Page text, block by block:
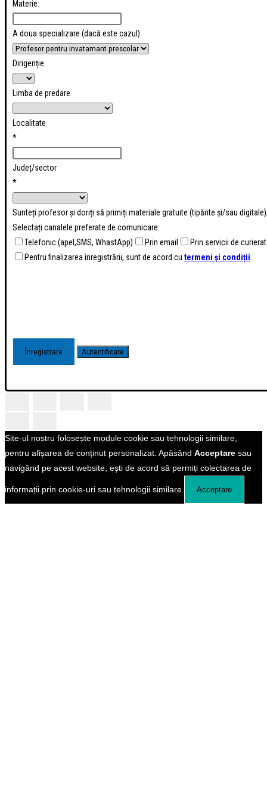
Materie:
A doua specializare (dacă este cazul)
Dirigenție
Limba de predare
Localitate
*
Județ/sector
*
Sunteți profesor și doriți să primiți materiale gratuite (tipărite și/sau
Selectați canalele preferate de comunicare:
Telefonic (apel,SMS, WhastApp)
Prin email
Prin servicii de curierat
Pentru finalizarea înregistrării, sunt de acord cu termeni și condiții
Site-ul nostru folosește module cookie sau tehnologii similare,
pentru afișarea de conținut personalizat. Apăsând Acceptare sau
navigând pe acest website, ești de acord să permiți colectarea de
informații prin cookie-uri sau tehnologii similare. Acceptare